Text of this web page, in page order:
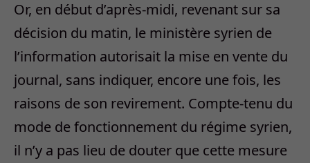
Or, en début d’après-midi, revenant sur sa
décision du matin, le ministère syrien de
l’information autorisait la mise en vente du
journal, sans indiquer, encore une fois, les
raisons de son revirement. Compte-tenu du
mode de fonctionnement du régime syrien,
il n’y a pas lieu de douter que cette mesure